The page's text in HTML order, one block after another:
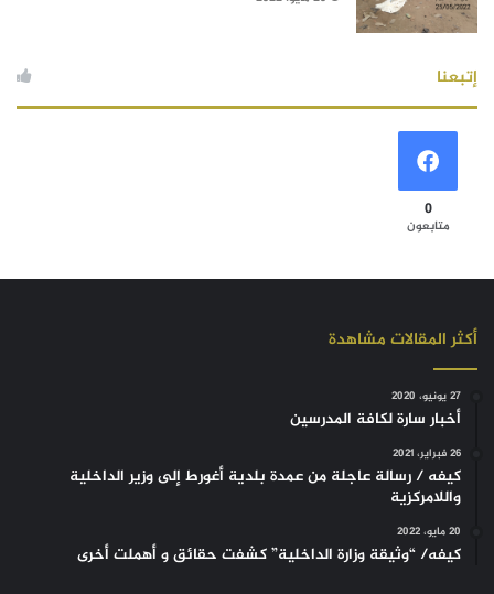
إتبعنا
0
متابعون
أكثر المقالات مشاهدة
27 يونيو، 2020
أخبار سارة لكافة المدرسين
26 فبراير، 2021
كيفه / رسالة عاجلة من عمدة بلدية أغورط إلى وزير الداخلية
واللامركزية
20 مايو، 2022
كيفه/ “وثيقة وزارة الداخلية” كشفت حقائق و أهملت أخرى